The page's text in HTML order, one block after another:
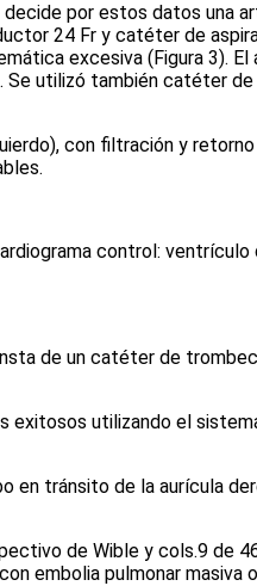
por estos datos una
24 Fr y catéter de
excesiva (Figura 3). El
Se utilizó también catéter de
con filtración y
control:
de un catéter de
exitosos utilizando el
tránsito de la aurícula
de Wible y cols.9 de
embolia pulmonar masiva